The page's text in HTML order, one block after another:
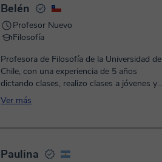
Belén
Profesor Nuevo
Filosofía
Profesora de Filosofía de la Universidad de
Chile, con una experiencia de 5 años
dictando clases, realizo clases a jóvenes y
adultos. Busco desarrolla...
Ver más
Paulina